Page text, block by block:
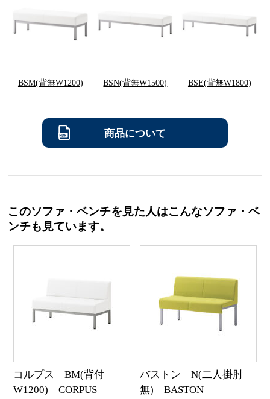
BSM(背無W1200) BSN(背無W1500) BSE(背無W1800)
商品について
このソファ・ベンチを見た人はこんなソファ・ベ
ンチも見ています。
コルプス BM(背付
W1200) CORPUS
バストン N(二人掛肘
無) BASTON